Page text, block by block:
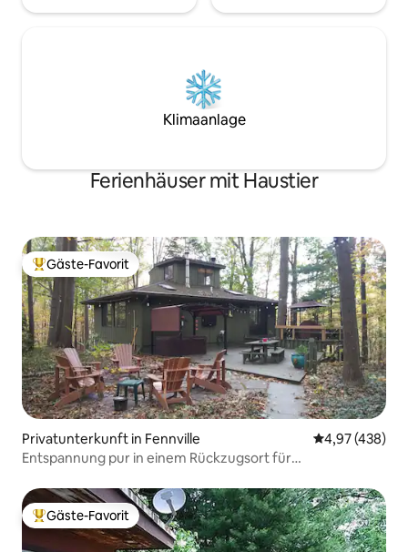
Klimaanlage
Ferienhäuser mit Haustier
Beliebter Gäste-Favorit.
Gäste-Favorit
Privatunterkunft in Fennville
4,97 (438)
Entspannung pur in einem Rückzugsort für
Beliebter Gäste-Favorit.
Gäste-Favorit